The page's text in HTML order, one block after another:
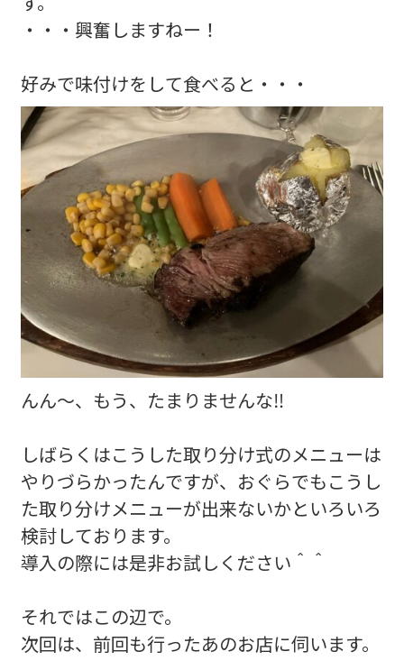
・・・興奮しますねー！
好みで味付けをして食べると・・・
んん～、もう、たまりませんな‼️
しばらくはこうした取り分け式のメニューは
やりづらかったんですが、おぐらでもこうし
た取り分けメニューが出来ないかといろいろ
検討しております。
導入の際には是非お試しください＾＾
それではこの辺で。
次回は、前回も行ったあのお店に伺います。